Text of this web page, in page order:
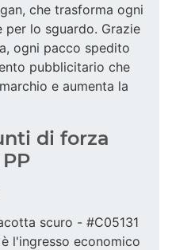
che trasforma ogni
per lo sguardo. Grazie
ogni pacco spedito
pubblicitario che
e aumenta la
di forza
scuro - #C05131
l'ingresso economico